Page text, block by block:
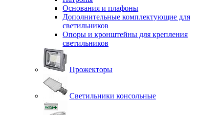
Основания и плафоны
Дополнительные комплектующие для
светильников
Опоры и кронштейны для крепления
светильников
Прожекторы
Светильники консольные